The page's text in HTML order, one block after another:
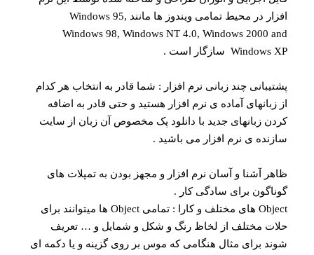
افزار در محیط تمامی ویندوز ها مانند Windows 95,
Windows 98, Windows NT 4.0, Windows 2000 and
Windows XP سازگار است .
پشتیبانی چند زبانی نرم افزار : شما قادر به انتخاب هر کدام
از زبانهای آماده ی نرم افزار هستید و حتی قادر به اضافه
کردن زبانهای جدید با دانلود پک مخصوص آن زبان از سایت
سازنده ی نرم افزار می باشید .
ظاهر آشنا و آسان نرم افزار و مجهز بودن به تمپلات های
گوناگون برای سادگی کار .
Object های مختلف و کارا : تمامی Object ها میتوانند برای
حلات مختلف از لخاظ رنگ و شکل و شمایل و … تعریف
شوند برای مثال هنگامی که موس بر روی گزینه و یا دکمه ای